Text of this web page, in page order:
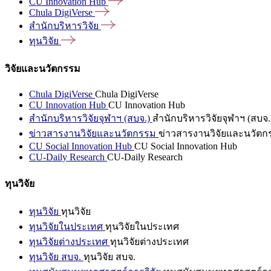
Chula DigiVerse
สำนักบริหารวิจัย
ทุนวิจัย
วิจัยและนวัตกรรม
Chula DigiVerse Chula DigiVerse
CU Innovation Hub CU Innovation Hub
สำนักบริหารวิจัยจุฬาฯ (สบจ.) สำนักบริหารวิจัยจุฬาฯ (สบจ
ข่าวสารงานวิจัยและนวัตกรรม ข่าวสารงานวิจัยและนวัตก
CU Social Innovation Hub CU Social Innovation Hub
CU-Daily Research CU-Daily Research
ทุนวิจัย
ทุนวิจัย ทุนวิจัย
ทุนวิจัยในประเทศ ทุนวิจัยในประเทศ
ทุนวิจัยต่างประเทศ ทุนวิจัยต่างประเทศ
ทุนวิจัย สบจ. ทุนวิจัย สบจ.